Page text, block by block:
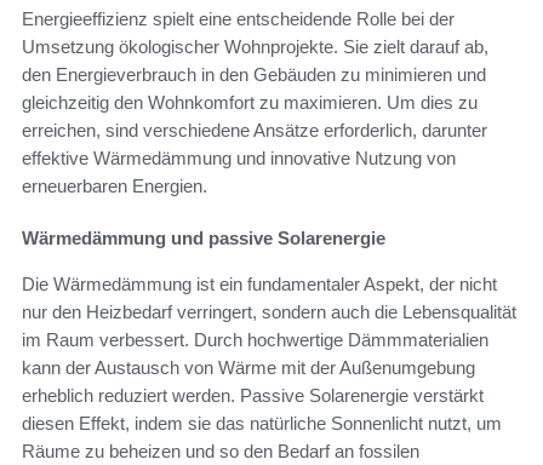
Energieeffizienz spielt eine entscheidende Rolle bei der
Umsetzung ökologischer Wohnprojekte. Sie zielt darauf ab,
den Energieverbrauch in den Gebäuden zu minimieren und
gleichzeitig den Wohnkomfort zu maximieren. Um dies zu
erreichen, sind verschiedene Ansätze erforderlich, darunter
effektive Wärmedämmung und innovative Nutzung von
erneuerbaren Energien.
Wärmedämmung und passive Solarenergie
Die Wärmedämmung ist ein fundamentaler Aspekt, der nicht
nur den Heizbedarf verringert, sondern auch die Lebensqualität
im Raum verbessert. Durch hochwertige Dämmmaterialien
kann der Austausch von Wärme mit der Außenumgebung
erheblich reduziert werden. Passive Solarenergie verstärkt
diesen Effekt, indem sie das natürliche Sonnenlicht nutzt, um
Räume zu beheizen und so den Bedarf an fossilen